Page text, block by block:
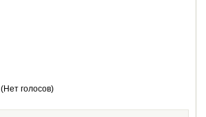
(Нет голосов)